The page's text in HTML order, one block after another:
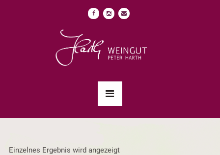
Einzelnes Ergebnis wird angezeigt